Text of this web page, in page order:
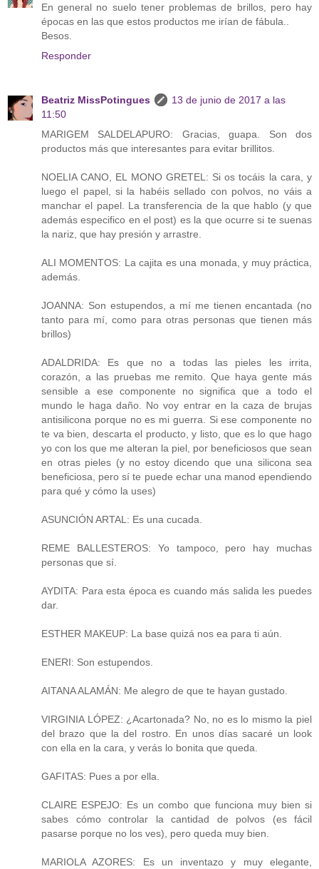
En general no suelo tener problemas de brillos, pero hay
épocas en las que estos productos me irían de fábula..
Besos.
Responder
Beatriz MissPotingues
13 de junio de 2017 a las
11:50
MARIGEM SALDELAPURO: Gracias, guapa. Son dos
productos más que interesantes para evitar brillitos.
NOELIA CANO, EL MONO GRETEL: Si os tocáis la cara, y
luego el papel, si la habéis sellado con polvos, no váis a
manchar el papel. La transferencia de la que hablo (y que
además especifico en el post) es la que ocurre si te suenas
la nariz, que hay presión y arrastre.
ALI MOMENTOS: La cajita es una monada, y muy práctica,
además.
JOANNA: Son estupendos, a mí me tienen encantada (no
tanto para mí, como para otras personas que tienen más
brillos)
ADALDRIDA: Es que no a todas las pieles les irrita,
corazón, a las pruebas me remito. Que haya gente más
sensible a ese componente no significa que a todo el
mundo le haga daño. No voy entrar en la caza de brujas
antisilicona porque no es mi guerra. Si ese componente no
te va bien, descarta el producto, y listo, que es lo que hago
yo con los que me alteran la piel, por beneficiosos que sean
en otras pieles (y no estoy dicendo que una silicona sea
beneficiosa, pero sí te puede echar una manod ependiendo
para qué y cómo la uses)
ASUNCIÓN ARTAL: Es una cucada.
REME BALLESTEROS: Yo tampoco, pero hay muchas
personas que sí.
AYDITA: Para esta época es cuando más salida les puedes
dar.
ESTHER MAKEUP: La base quizá nos ea para ti aún.
ENERI: Son estupendos.
AITANA ALAMÁN: Me alegro de que te hayan gustado.
VIRGINIA LÓPEZ: ¿Acartonada? No, no es lo mismo la piel
del brazo que la del rostro. En unos días sacaré un look
con ella en la cara, y verás lo bonita que queda.
GAFITAS: Pues a por ella.
CLAIRE ESPEJO: Es un combo que funciona muy bien si
sabes cómo controlar la cantidad de polvos (es fácil
pasarse porque no los ves), pero queda muy bien.
MARIOLA AZORES: Es un inventazo y muy elegante,